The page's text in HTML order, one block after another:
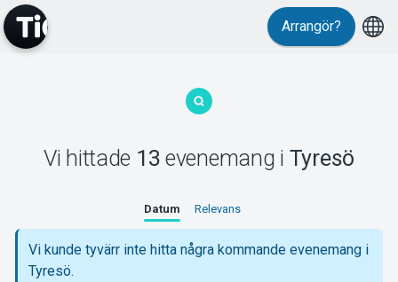
MyTickster
Support
Arrangör?
Vi hittade 13 evenemang i Tyresö
Datum Relevans
Vi kunde tyvärr inte hitta några kommande evenemang i
Tyresö.